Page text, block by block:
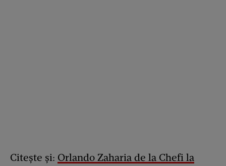
Citește și: Orlando Zaharia de la Chefi la